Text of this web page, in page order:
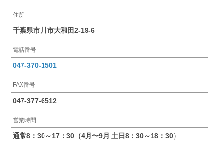
住所
千葉県市川市大和田2-19-6
電話番号
047-370-1501
FAX番号
047-377-6512
営業時間
通常8：30～17：30（4月〜9月 土日8：30～18：30）